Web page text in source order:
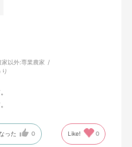
家以外:専業農家
り
った 0 Like! 0